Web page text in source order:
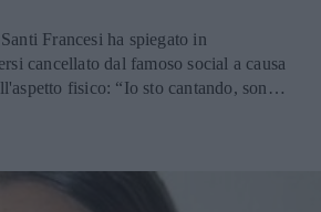
Francesi ha spiegato in
cancellato dal famoso social a causa
fisico: “Io sto cantando, sono